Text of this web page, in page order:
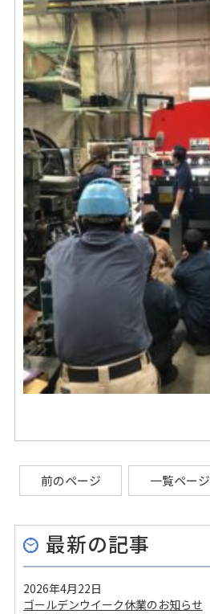
前のページ 一覧ページ
最新の記事
ゴールデンウイーク休業のお知らせ
2026年4月22日